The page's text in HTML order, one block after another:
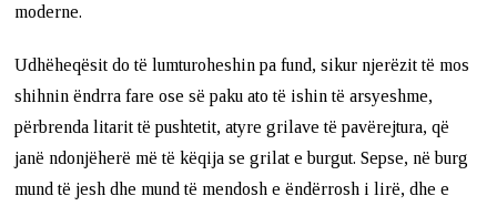
moderne.
Udhëheqësit do të lumturoheshin pa fund, sikur njerëzit të mos
shihnin ëndrra fare ose së paku ato të ishin të arsyeshme,
përbrenda litarit të pushtetit, atyre grilave të pavërejtura, që
janë ndonjëherë më të këqija se grilat e burgut. Sepse, në burg
mund të jesh dhe mund të mendosh e ëndërrosh i lirë, dhe e